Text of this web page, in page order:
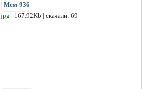
Мем-936
jpg | 167.92Kb | скачали: 69